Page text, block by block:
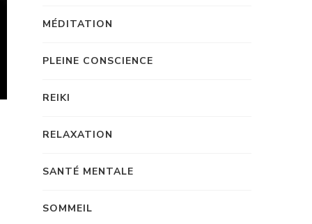
MÉDITATION
PLEINE CONSCIENCE
REIKI
RELAXATION
SANTÉ MENTALE
SOMMEIL